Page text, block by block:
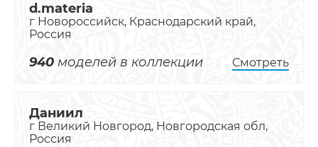
d.materia
г Новороссийск, Краснодарский край,
Россия
940 моделей в коллекции Смотреть
Даниил
г Великий Новгород, Новгородская обл,
Россия